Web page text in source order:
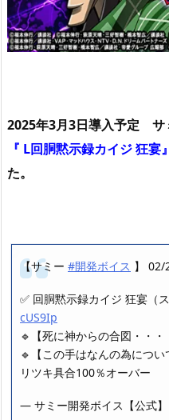
2025年3月3日導入予定 サ
『 L回胴黙示録カイジ 狂宴』
た。
【サミー #開発ボイス 】 02/
✅ 回胴黙示録カイジ 狂宴（
cUS9Ip
🔹【死に神からの合図・・
🔹【この手はなんの為につ
リツキ具合100％オーバー
— サミー開発ボイス【公式